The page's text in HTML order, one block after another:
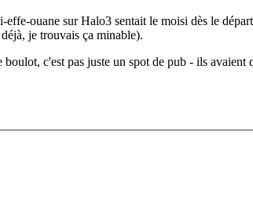
ouane sur Halo3 sentait le moisi dès le
je trouvais ça minable).
c'est pas juste un spot de pub - ils